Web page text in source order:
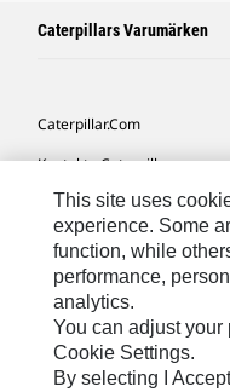
Caterpillars Varumärken
Caterpillar.com
Kontakta Caterpillar
Mina
Platskarta
Cookie Settings
Juridiskt
Sekretess
This site uses
experience. Some
function, while
performance,
analytics.
You can adjust
Cookie Settings.
By selecting I